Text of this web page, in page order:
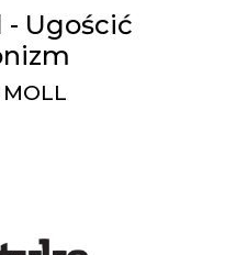
- Ugościć